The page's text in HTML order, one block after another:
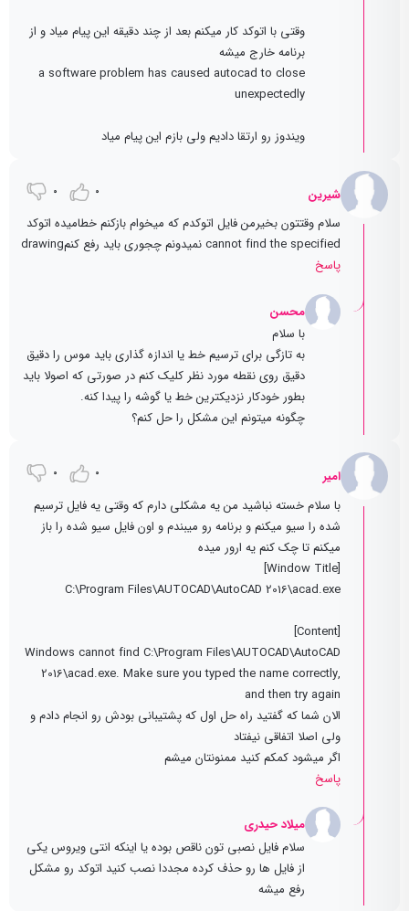
وقتی با اتوکد کار میکنم بعد از چند دقیقه این پیام میاد و از
برنامه خارج میشه
a software problem has caused autocad to close
unexpectedly
ویندوز رو ارتقا دادیم ولی بازم این پیام میاد
شیرین 0
0
سلام وقتتون بخیرمن فایل اتوکدم‌ که میخوام بازکنم خطامیده اتوکد
cannot find the specified نمیدونم چجوری باید رفع کنمdrawing
پاسخ
محسن
با سلام
به تازگی برای ترسیم خط یا اندازه گذاری باید موس را دقیق
دقیق روی نقطه مورد نظر کلیک کنم در صورتی که اصولا باید
بطور خودکار نزدیکترین خط یا گوشه را پیدا کنه.
چگونه میتونم این مشکل را حل کنم؟
امیر 0
0
با سلام خسته نباشید من یه مشکلی دارم که وقتی یه فایل ترسیم
شده را سیو میکنم و برنامه رو میبندم و اون فایل سیو شده را باز
میکنم تا چک کنم یه ارور میده
[Window Title]
C:\Program Files\AUTOCAD\AutoCAD 2016\acad.exe
[Content]
Windows cannot find C:\Program Files\AUTOCAD\AutoCAD
2016\acad.exe. Make sure you typed the name correctly,
and then try again
الان شما که گفتید راه حل اول که پشتیبانی بودش رو انجام دادم و
ولی اصلا اتفاقی نیفتاد
اگر میشود کمکم کنید ممنونتان میشم
پاسخ
میلاد حیدری
سلام فایل نصبی تون ناقص بوده یا اینکه انتی ویروس یکی
از فایل ها رو حذف کرده مجددا نصب کنید اتوکد رو مشکل
رفع میشه